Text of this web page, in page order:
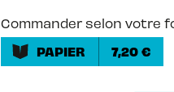
Commander selon votre
PAPIER
7,20 €